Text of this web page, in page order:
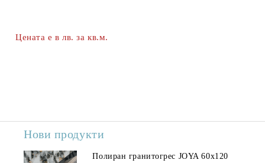
Цената е в лв. за кв.м.
Нови продукти
Полиран гранитогрес JOYA 60x120